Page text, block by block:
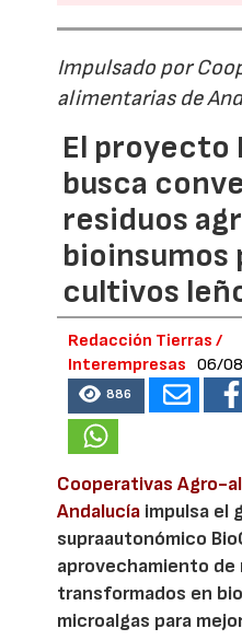
Impulsado por
alimentarias de
El proyecto
busca
residuos
bioinsumos
cultivos
Redacción Tierras /
Interempresas
06/
886
Cooperativas Agro-
Andalucía impulsa el
supraautonómico
aprovechamiento
transformados en
microalgas para